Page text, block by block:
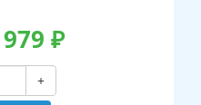
979 ₽
+